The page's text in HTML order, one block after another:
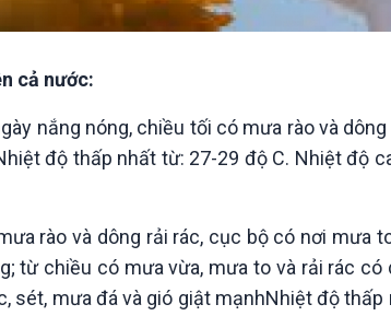
cả nước:
nắng nóng, chiều tối có mưa rào và
độ thấp nhất từ: 27-29 độ C. Nhiệt độ
rào và dông rải rác, cục bộ có nơi mưa
từ chiều có mưa vừa, mưa to và rải rác
sét, mưa đá và gió giật mạnhNhiệt độ